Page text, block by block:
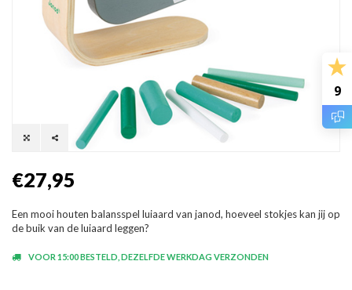
9
€27,95
Een mooi houten balansspel luiaard van janod, hoeveel stokjes kan jij op
de buik van de luiaard leggen?
VOOR 15:00 BESTELD, DEZELFDE WERKDAG VERZONDEN